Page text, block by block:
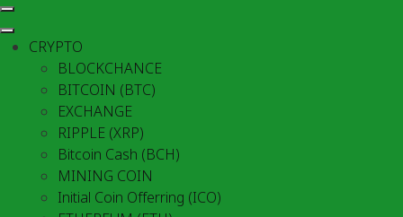
CRYPTO
BLOCKCHANCE
BITCOIN (BTC)
EXCHANGE
RIPPLE (XRP)
Bitcoin Cash (BCH)
MINING COIN
Initial Coin Offerring (ICO)